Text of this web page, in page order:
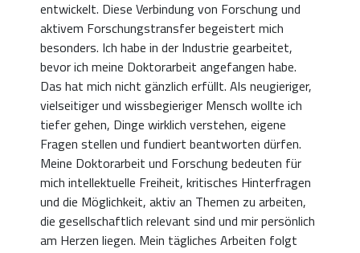
entwickelt. Diese Verbindung von Forschung und
aktivem Forschungstransfer begeistert mich
besonders. Ich habe in der Industrie gearbeitet,
bevor ich meine Doktorarbeit angefangen habe.
Das hat mich nicht gänzlich erfüllt. Als neugieriger,
vielseitiger und wissbegieriger Mensch wollte ich
tiefer gehen, Dinge wirklich verstehen, eigene
Fragen stellen und fundiert beantworten dürfen.
Meine Doktorarbeit und Forschung bedeuten für
mich intellektuelle Freiheit, kritisches Hinterfragen
und die Möglichkeit, aktiv an Themen zu arbeiten,
die gesellschaftlich relevant sind und mir persönlich
am Herzen liegen. Mein tägliches Arbeiten folgt